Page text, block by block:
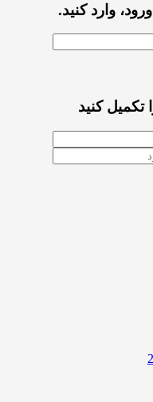
وارد کنید.
تکمیل کنید